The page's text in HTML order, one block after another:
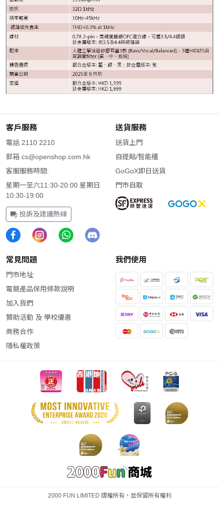
客戶服務
電話 2110 2210
郵箱 cs@openshop.com.hk
客服服務時間:
星期一至六11:30-20:00 星期日
10:30-19:00
投訴及建議熱線
送貨服務
送貨上門
自提點/智能櫃
GoGoX即日送貨
門市自取
常見問題
門市地址
電競產品保用條款說明
加入我們
贊助活動 及 學校優惠
商務合作
隱私權政策
我們使用
2000 FUN LIMITED 版權所有，並保留所有權利